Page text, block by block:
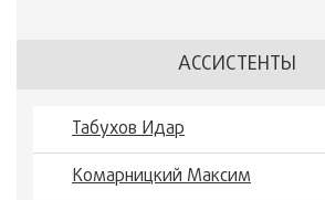
АССИСТЕНТЫ
Табухов Идар
Комарницкий Максим